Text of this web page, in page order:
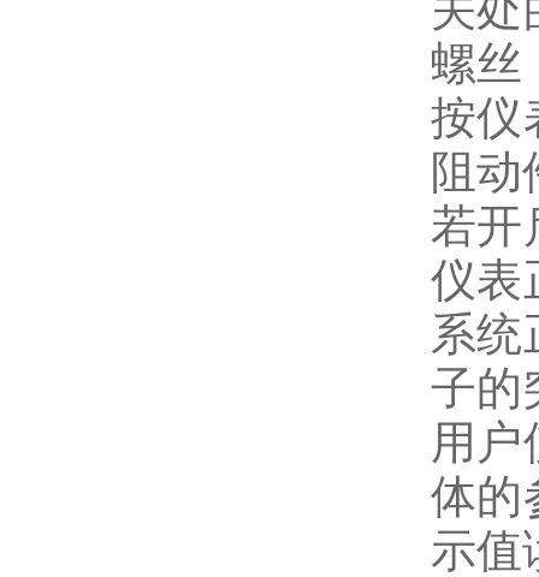
螺丝
按仪
阻动
若开
仪表
系统
子的
用户
体的
示值